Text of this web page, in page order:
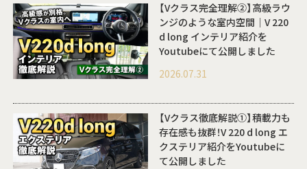
【Vクラス完全理解②】高級ラウ
ンジのような室内空間｜V 220
d long インテリア紹介を
Youtubeにて公開しました
2026.07.31
【Vクラス徹底解説①】積載力も
存在感も抜群！V 220 d long エ
クステリア紹介をYoutubeに
て公開しました